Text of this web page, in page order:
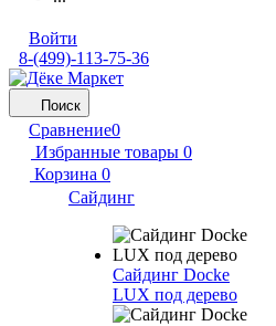
Войти
8-(499)-113-75-36
Поиск
Сравнение0
Избранные товары 0
Корзина 0
Сайдинг
Сайдинг Docke
LUX под дерево